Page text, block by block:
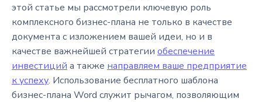
этой статье мы рассмотрели ключевую роль
комплексного бизнес-плана не только в качестве
документа с изложением вашей идеи, но и в
качестве важнейшей стратегии обеспечение
инвестиций а также направляем ваше предприятие
к успеху. Использование бесплатного шаблона
бизнес-плана Word служит рычагом, позволяющим